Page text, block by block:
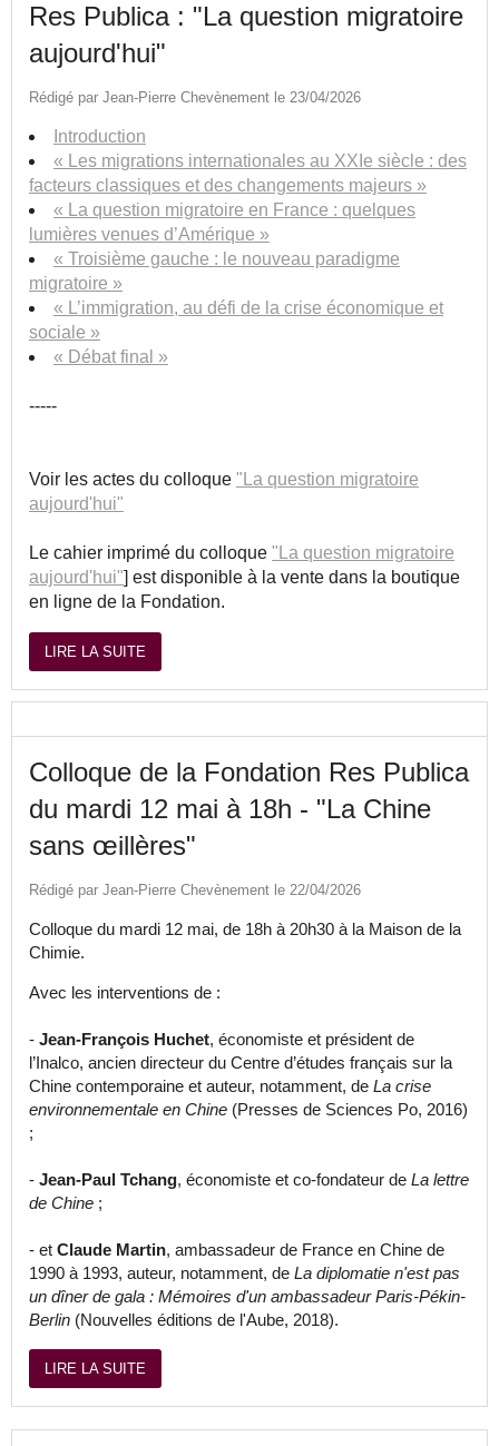
Res Publica : "La question migratoire
aujourd'hui"
Rédigé par Jean-Pierre Chevènement le 23/04/2026
Introduction
« Les migrations internationales au XXIe siècle : des
facteurs classiques et des changements majeurs »
« La question migratoire en France : quelques
lumières venues d’Amérique »
« Troisième gauche : le nouveau paradigme
migratoire »
« L’immigration, au défi de la crise économique et
sociale »
« Débat final »
-----
Voir les actes du colloque "La question migratoire
aujourd'hui"
Le cahier imprimé du colloque "La question migratoire
aujourd'hui"] est disponible à la vente dans la boutique
en ligne de la Fondation.
LIRE LA SUITE
Colloque de la Fondation Res Publica
du mardi 12 mai à 18h - "La Chine
sans œillères"
Rédigé par Jean-Pierre Chevènement le 22/04/2026
Colloque du mardi 12 mai, de 18h à 20h30 à la Maison de la
Chimie.
Avec les interventions de :
- Jean-François Huchet, économiste et président de
l’Inalco, ancien directeur du Centre d’études français sur la
Chine contemporaine et auteur, notamment, de La crise
environnementale en Chine (Presses de Sciences Po, 2016)
;
- Jean-Paul Tchang, économiste et co-fondateur de La lettre
de Chine ;
- et Claude Martin, ambassadeur de France en Chine de
1990 à 1993, auteur, notamment, de La diplomatie n'est pas
un dîner de gala : Mémoires d'un ambassadeur Paris-Pékin-
Berlin (Nouvelles éditions de l'Aube, 2018).
LIRE LA SUITE